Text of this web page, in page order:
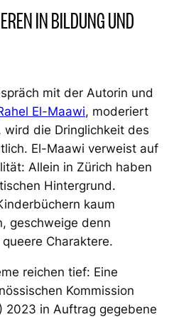
IN BILDUNG UND
mit der Autorin und
El-Maawi, moderiert
wird die Dringlichkeit des
El-Maawi verweist auf
Allein in Zürich haben
Hintergrund.
kaum
geschweige denn
Charaktere.
reichen tief: Eine
Kommission
2023 in Auftrag gegebene